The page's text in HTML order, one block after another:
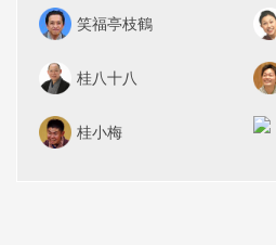
笑福亭枝鶴
桂八十八
桂小梅